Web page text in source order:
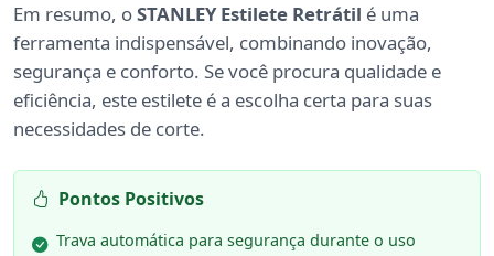
Em resumo, oSTANLEY Estilete Retrátil é uma
ferramenta indispensável, combinando inovação,
segurança e conforto. Se você procura qualidade e
eficiência, este estilete é a escolha certa para suas
necessidades de corte.
Pontos Positivos
Trava automática para segurança durante o uso